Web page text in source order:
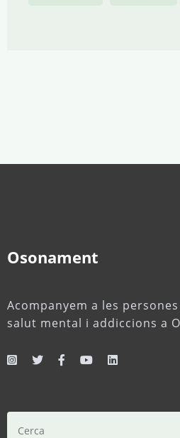
Osonament
Acompanyem a les
salut mental i addiccions a
Cerca